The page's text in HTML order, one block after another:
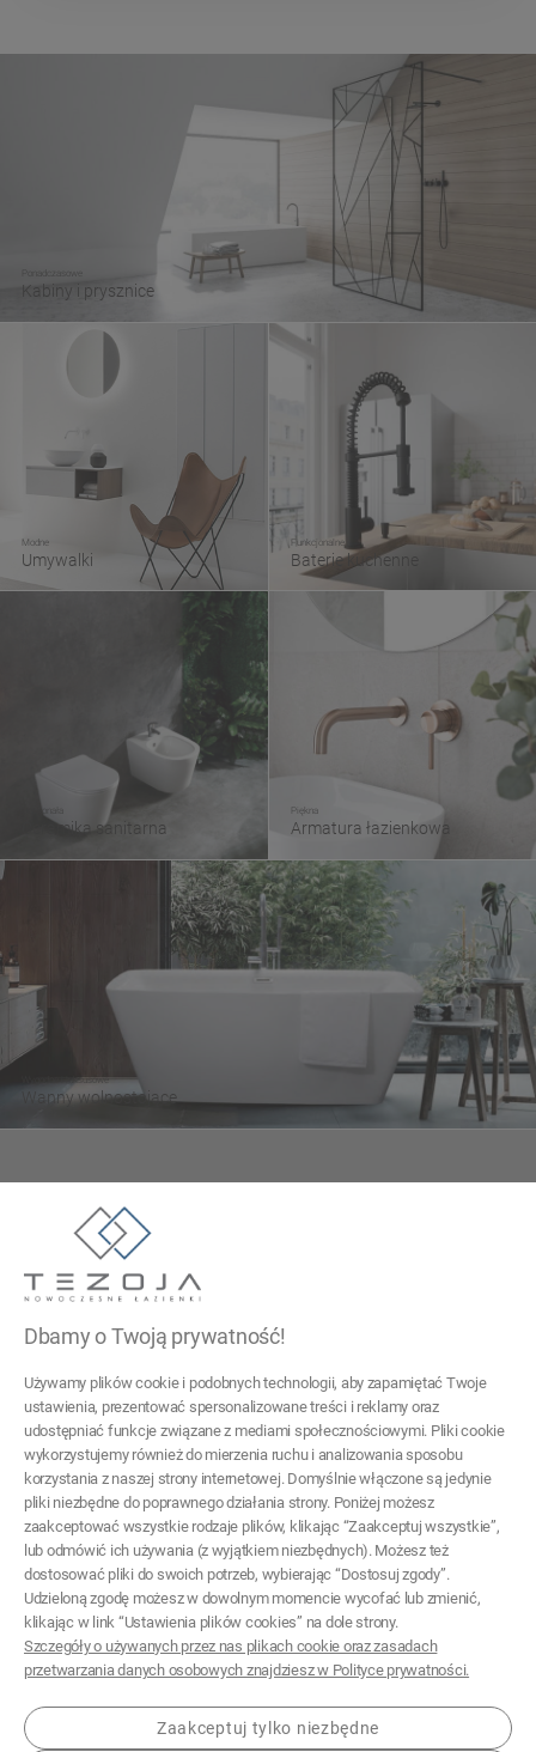
Ponadczasowe
Kabiny i prysznice
Modne
Umywalki
Funkcjonalne
Baterie kuchenne
Wygodne i luksusowe
Wanny wolnostojące
Doskonała
Ceramika sanitarna
Piękna
Armatura łazienkowa
03-017 Warszawa
tezoja@gmail.com
Pomoc
Moje konto
Płatności i dostawa
Informacje
O nas
Dbamy o Twoją prywatność!
Używamy plików cookie i podobnych technologii, aby zapamiętać Twoje
ustawienia, prezentować spersonalizowane treści i reklamy oraz
udostępniać funkcje związane z mediami społecznościowymi. Pliki cookie
wykorzystujemy również do mierzenia ruchu i analizowania sposobu
korzystania z naszej strony internetowej. Domyślnie włączone są jedynie
pliki niezbędne do poprawnego działania strony. Poniżej możesz
zaakceptować wszystkie rodzaje plików, klikając “Zaakceptuj wszystkie”,
lub odmówić ich używania (z wyjątkiem niezbędnych). Możesz też
dostosować pliki do swoich potrzeb, wybierając “Dostosuj zgody”.
Udzieloną zgodę możesz w dowolnym momencie wycofać lub zmienić,
klikając w link “Ustawienia plików cookies” na dole strony.
Szczegóły o używanych przez nas plikach cookie oraz zasadach
przetwarzania danych osobowych znajdziesz w Polityce prywatności.
Zaakceptuj tylko niezbędne